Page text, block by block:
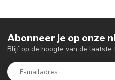
Abonneer je op onze
Blijf op de hoogte van de laatste